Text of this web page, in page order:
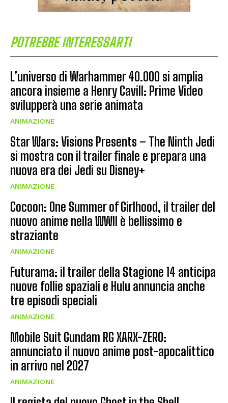
POTREBBE INTERESSARTI
L’universo di Warhammer 40.000 si amplia
ancora insieme a Henry Cavill: Prime Video
svilupperà una serie animata
ANIMAZIONE
Star Wars: Visions Presents – The Ninth Jedi
si mostra con il trailer finale e prepara una
nuova era dei Jedi su Disney+
ANIMAZIONE
Cocoon: One Summer of Girlhood, il trailer del
nuovo anime nella WWII è bellissimo e
straziante
ANIMAZIONE
Futurama: il trailer della Stagione 14 anticipa
nuove follie spaziali e Hulu annuncia anche
tre episodi speciali
ANIMAZIONE
Mobile Suit Gundam RG XARX-ZERO:
annunciato il nuovo anime post-apocalittico
in arrivo nel 2027
ANIMAZIONE